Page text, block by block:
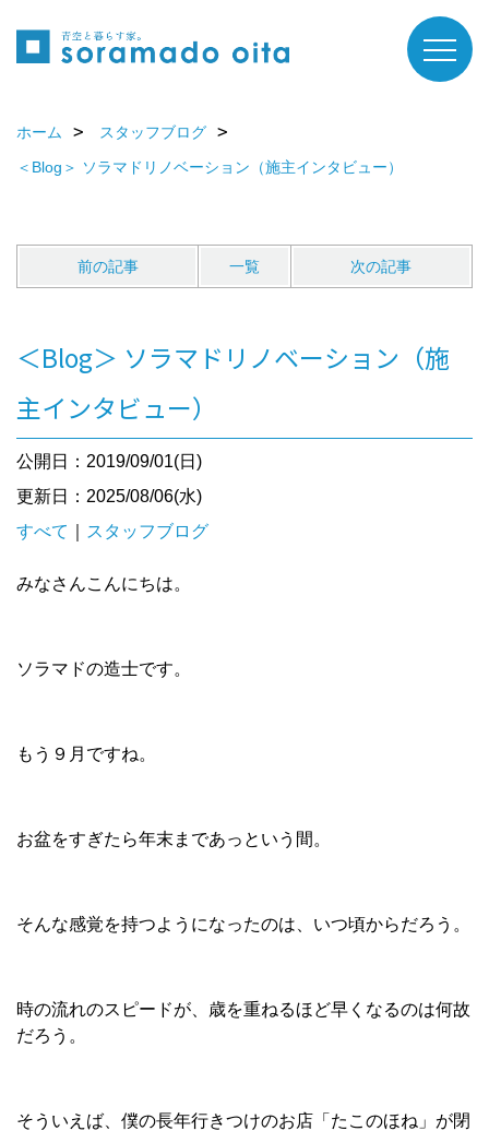
ホーム
スタッフブログ
＜Blog＞ ソラマドリノベーション（施主インタビュー）
前の記事 一覧 次の記事
＜Blog＞ ソラマドリノベーション（施
主インタビュー）
公開日：2019/09/01(日)
更新日：2025/08/06(水)
すべて
スタッフブログ
みなさんこんにちは。
ソラマドの造士です。
もう９月ですね。
お盆をすぎたら年末まであっという間。
そんな感覚を持つようになったのは、いつ頃からだろう。
時の流れのスピードが、歳を重ねるほど早くなるのは何故
だろう。
そういえば、僕の長年行きつけのお店「たこのほね」が閉